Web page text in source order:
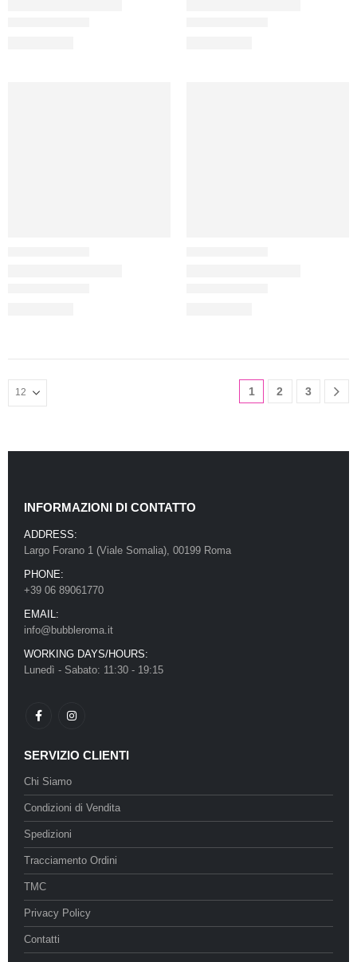
1 2 3
INFORMAZIONI DI CONTATTO
ADDRESS:
Largo Forano 1 (Viale Somalia), 00199 Roma
PHONE:
+39 06 89061770
EMAIL:
info@bubbleroma.it
WORKING DAYS/HOURS:
Lunedì - Sabato: 11:30 - 19:15
SERVIZIO CLIENTI
Chi Siamo
Condizioni di Vendita
Spedizioni
Tracciamento Ordini
TMC
Privacy Policy
Contatti